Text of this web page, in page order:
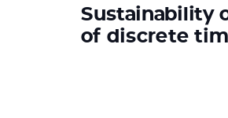
Sustainability
of discrete